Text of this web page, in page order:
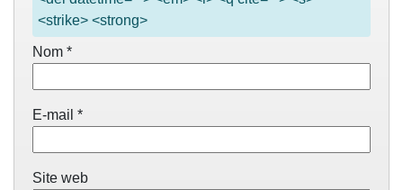
<strike> <strong>
Nom *
E-mail *
Site web